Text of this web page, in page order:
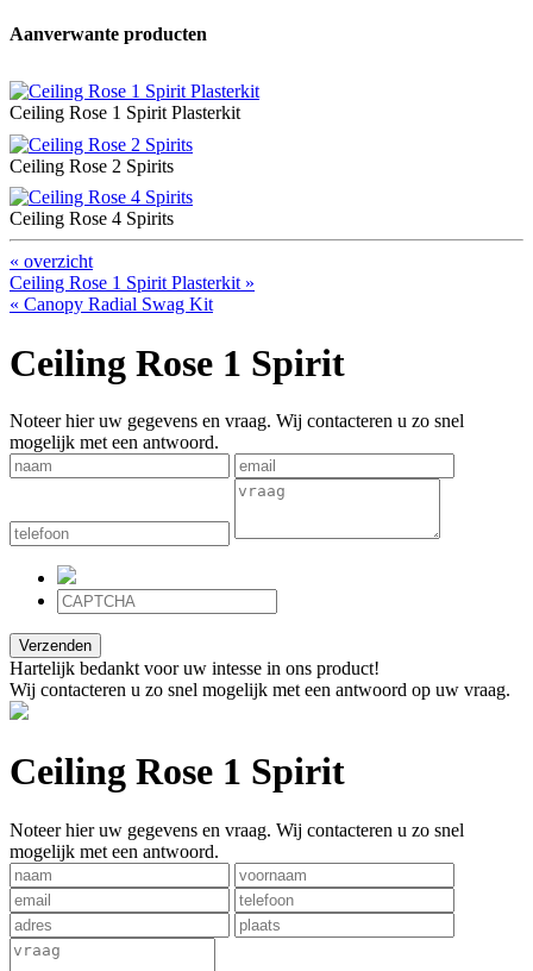
Aanverwante producten
Ceiling Rose 1 Spirit Plasterkit
Ceiling Rose 2 Spirits
Ceiling Rose 4 Spirits
« overzicht
Ceiling Rose 1 Spirit Plasterkit »
« Canopy Radial Swag Kit
Ceiling Rose 1 Spirit
Noteer hier uw gegevens en vraag. Wij contacteren u zo snel
mogelijk met een antwoord.
Verzenden
Hartelijk bedankt voor uw intesse in ons product!
Wij contacteren u zo snel mogelijk met een antwoord op uw vraag.
Ceiling Rose 1 Spirit
Noteer hier uw gegevens en vraag. Wij contacteren u zo snel
mogelijk met een antwoord.